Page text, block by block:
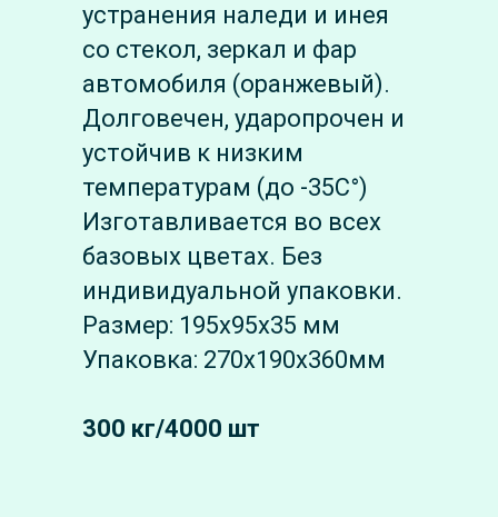
устранения наледи и инея
со стекол, зеркал и фар
автомобиля (оранжевый).
Долговечен, ударопрочен и
устойчив к низким
температурам (до -35С°)
Изготавливается во всех
базовых цветах. Без
индивидуальной упаковки.
Размер: 195х95х35 мм
Упаковка: 270х190х360мм
300 кг/4000 шт